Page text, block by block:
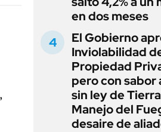
en dos meses
El Gobierno
Inviolabilidad
Propiedad
pero con sabor
sin ley de
Manejo del
desaire de